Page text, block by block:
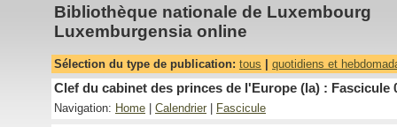
Bibliothèque nationale de Luxembourg
Luxemburgensia online
Sélection du type de publication: tous quotidiens et
Clef du cabinet des princes de l'Europe (la) : Fascicule
Navigation: Home Calendrier Fascicule